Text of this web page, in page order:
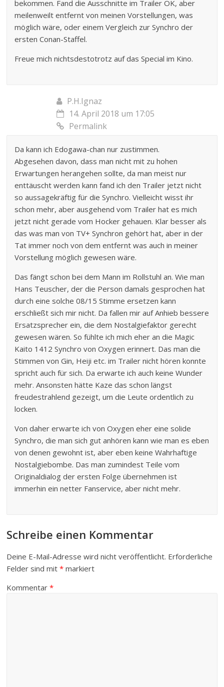
bekommen. Fand die Ausschnitte im Trailer OK, aber
meilenweilt entfernt von meinen Vorstellungen, was
möglich wäre, oder einem Vergleich zur Synchro der
ersten Conan-Staffel.
Freue mich nichtsdestotrotz auf das Special im Kino.
P.H.Ignaz
14. April 2018 um 17:05
Permalink
Da kann ich Edogawa-chan nur zustimmen.
Abgesehen davon, dass man nicht mit zu hohen
Erwartungen herangehen sollte, da man meist nur
enttäuscht werden kann fand ich den Trailer jetzt nicht
so aussagekräftig für die Synchro. Vielleicht wisst ihr
schon mehr, aber ausgehend vom Trailer hat es mich
jetzt nicht gerade vom Hocker gehauen. Klar besser als
das was man von TV+ Synchron gehört hat, aber in der
Tat immer noch von dem entfernt was auch in meiner
Vorstellung möglich gewesen wäre.
Das fängt schon bei dem Mann im Rollstuhl an. Wie man
Hans Teuscher, der die Person damals gesprochen hat
durch eine solche 08/15 Stimme ersetzen kann
erschließt sich mir nicht. Da fallen mir auf Anhieb bessere
Ersatzsprecher ein, die dem Nostalgiefaktor gerecht
gewesen wären. So fühlte ich mich eher an die Magic
Kaito 1412 Synchro von Oxygen erinnert. Das man die
Stimmen von Gin, Heiji etc. im Trailer nicht hören konnte
spricht auch für sich. Da erwarte ich auch keine Wunder
mehr. Ansonsten hätte Kaze das schon längst
freudestrahlend gezeigt, um die Leute ordentlich zu
locken.
Von daher erwarte ich von Oxygen eher eine solide
Synchro, die man sich gut anhören kann wie man es eben
von denen gewohnt ist, aber eben keine Wahrhaftige
Nostalgiebombe. Das man zumindest Teile vom
Originaldialog der ersten Folge übernehmen ist
immerhin ein netter Fanservice, aber nicht mehr.
Schreibe einen Kommentar
Deine E-Mail-Adresse wird nicht veröffentlicht. Erforderliche
Felder sind mit* markiert
Kommentar*